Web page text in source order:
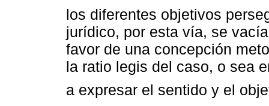
los diferentes objetivos
jurídico, por esta vía, se
favor de una concepción
la ratio legis del caso, o sea
a expresar el sentido y el